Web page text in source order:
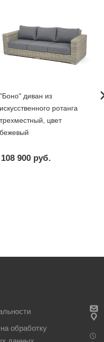
"Боно" диван из
искусственного ротанга
трехместный, цвет
бежевый
108 900 руб.
обработку